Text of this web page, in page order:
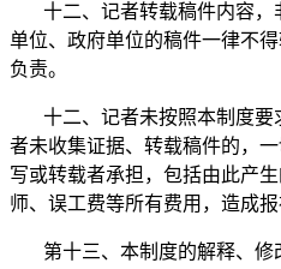
十二、记者转载稿件内容，
单位、政府单位的稿件一律不
负责。
十二、记者未按照本制度要
者未收集证据、转载稿件的，
写或转载者承担，包括由此产
师、误工费等所有费用，造成
第十三、本制度的解释、修